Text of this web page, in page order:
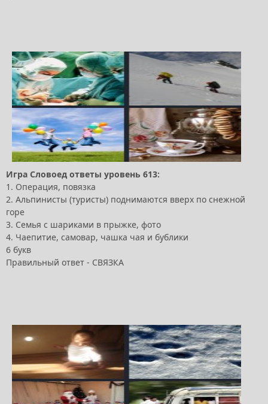
Игра Словоед ответы уровень 613:
1. Операция, повязка
2. Альпинисты (туристы) поднимаются вверх по снежной
горе
3. Семья с шариками в прыжке, фото
4. Чаепитие, самовар, чашка чая и бублики
6 букв
Правильный ответ - СВЯЗКА